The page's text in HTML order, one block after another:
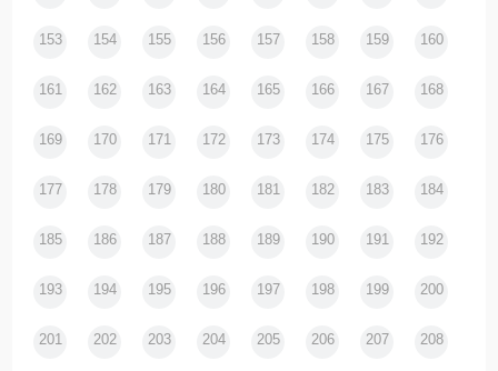
153 154 155 156 157 158 159 160
161 162 163 164 165 166 167 168
169 170 171 172 173 174 175 176
177 178 179 180 181 182 183 184
185 186 187 188 189 190 191 192
193 194 195 196 197 198 199 200
201 202 203 204 205 206 207 208